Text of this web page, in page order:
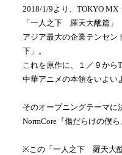
2018/1/9より、TOKYO MX
「一人之下 羅天大醮篇」
アジア最大の企業テンセン
下」。
これを原作に、１／９か
中華アニメの本領をいよい
そのオープニングテーマに
NormCore『傷だらけの僕ら
※この「一人之下 羅天大